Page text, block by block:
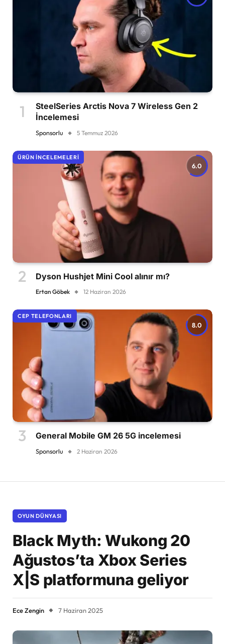
SteelSeries Arctis Nova 7 Wireless Gen 2
İncelemesi
Sponsorlu 5 Temmuz 2026
6.0
ÜRÜN İNCELEMELERI
Dyson Hushjet Mini Cool alınır mı?
Ertan Göbek 12 Haziran 2026
8.0
CEP TELEFONLARI
General Mobile GM 26 5G incelemesi
Sponsorlu 2 Haziran 2026
OYUN DÜNYASI
Black Myth: Wukong 20
Ağustos’ta Xbox Series
X|S platformuna geliyor
Ece Zengin 7 Haziran 2025